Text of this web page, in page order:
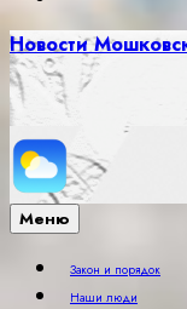
Новости
Меню
Закон и порядок
Наши люди